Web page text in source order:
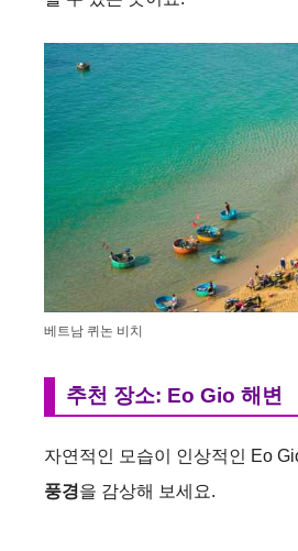
베트남 퀴논 비치
추천 장소: Eo Gio 해변
자연적인 모습이 인상적인 Eo
풍경을 감상해 보세요.